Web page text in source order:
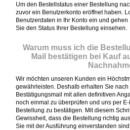
Um den Bestellstatus einer Bestellung
zuvor ein Benutzerkonto eröffnet haben.
Benutzerdaten in Ihr Konto ein und
Sie den Status Ihrer Bestellung einsehen.
Warum muss ich die
Mail bestätigen bei Kauf
Wir möchten unseren Kunden ein
gewährleisten. Deshalb erhalten Sie
Bestätigungsmail mit allen definitiven
noch einmal zu überprüfen und uns per
Bestellung zu bestätigen. Mit diesem
Gewissheit, dass die Bestellung richtig
Sie mit der Ausführung einverstanden